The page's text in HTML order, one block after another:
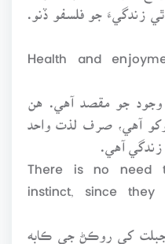
ٿي زندگيءَ جو فلسفو ڏنو.
“Health and
جو مقصد آهي. هن
آهي، صرف لذت واحد
آهي.
instinct, since they
جبلت کي روڪڻ جي ڪابه